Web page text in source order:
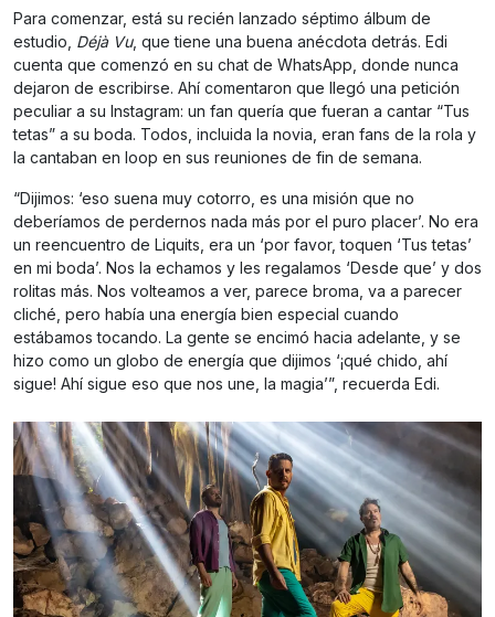
Para comenzar, está su recién lanzado séptimo álbum de
estudio, Déjà Vu, que tiene una buena anécdota detrás. Edi
cuenta que comenzó en su chat de WhatsApp, donde nunca
dejaron de escribirse. Ahí comentaron que llegó una petición
peculiar a su Instagram: un fan quería que fueran a cantar “Tus
tetas” a su boda. Todos, incluida la novia, eran fans de la rola y
la cantaban en loop en sus reuniones de fin de semana.
“Dijimos: ‘eso suena muy cotorro, es una misión que no
deberíamos de perdernos nada más por el puro placer’. No era
un reencuentro de Liquits, era un ‘por favor, toquen ‘Tus tetas’
en mi boda’. Nos la echamos y les regalamos ‘Desde que’ y dos
rolitas más. Nos volteamos a ver, parece broma, va a parecer
cliché, pero había una energía bien especial cuando
estábamos tocando. La gente se encimó hacia adelante, y se
hizo como un globo de energía que dijimos ‘¡qué chido, ahí
sigue! Ahí sigue eso que nos une, la magia’”, recuerda Edi.